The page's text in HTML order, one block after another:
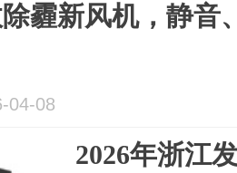
霾新风机，静音
04-08
2026年浙江